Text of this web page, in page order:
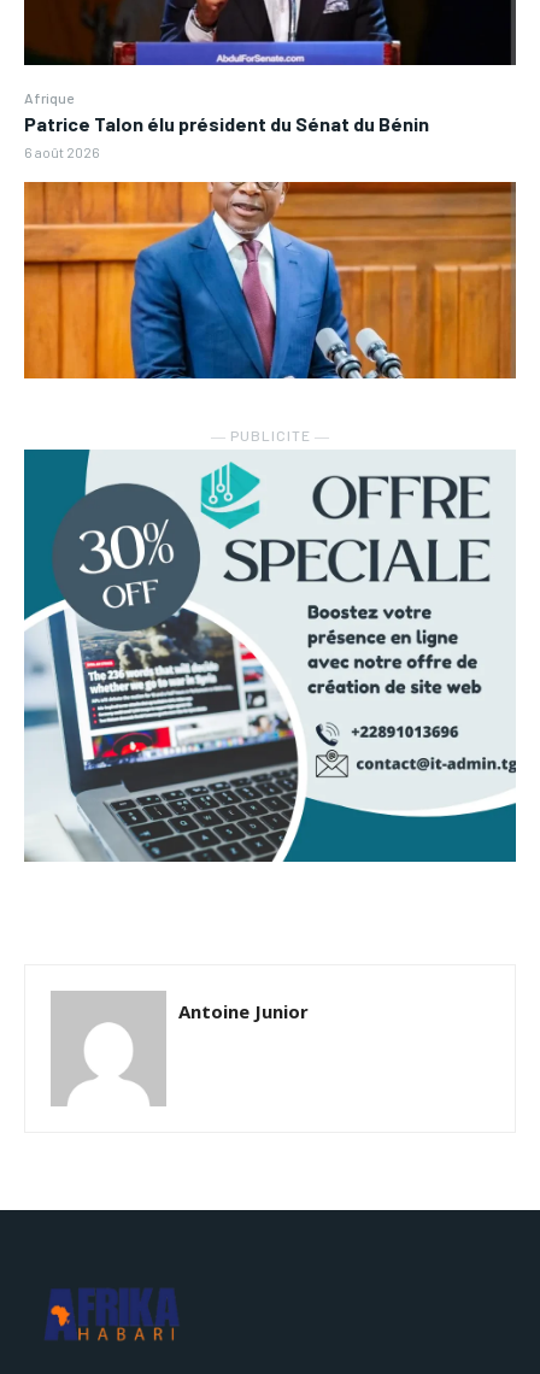
Afrique
Patrice Talon élu président du Sénat du Bénin
6 août 2026
― PUBLICITE ―
Antoine Junior